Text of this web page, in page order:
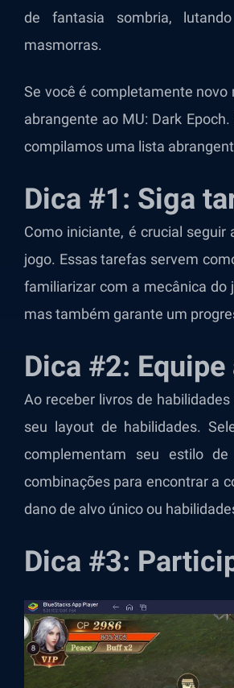
de fantasia sombria,
masmorras.
Se você é completamente novo
abrangente ao MU: Dark
compilamos uma lista
Dica #1: Siga
Como iniciante, é crucial
jogo. Essas tarefas servem
familiarizar com a mecânica do
mas também garante um
Dica #2:
Ao receber livros de
seu layout de habilidades.
complementam seu estilo
combinações para encontrar a
dano de alvo único ou
Dica #3: